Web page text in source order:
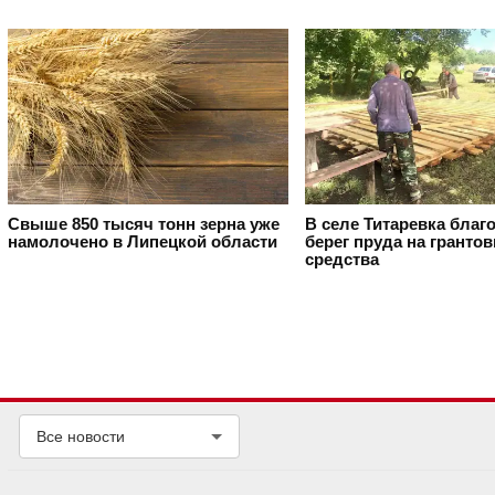
Свыше 850 тысяч тонн зерна уже
намолочено в Липецкой области
В селе Титаревка
берег пруда на
средства
Все новости